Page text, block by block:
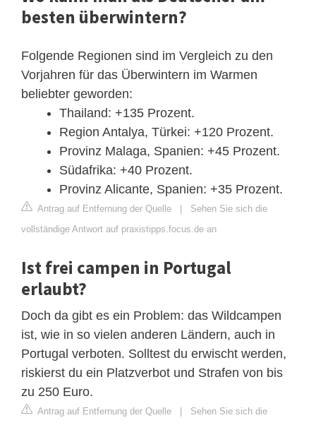
besten überwintern?
Folgende Regionen sind im Vergleich zu den
Vorjahren für das Überwintern im Warmen
beliebter geworden:
Thailand: +135 Prozent.
Region Antalya, Türkei: +120 Prozent.
Provinz Malaga, Spanien: +45 Prozent.
Südafrika: +40 Prozent.
Provinz Alicante, Spanien: +35 Prozent.
Antrag auf Entfernung der Quelle | Sehen Sie sich die
vollständige Antwort auf praxistipps.focus.de an
Ist frei campen in Portugal
erlaubt?
Doch da gibt es ein Problem: das Wildcampen
ist, wie in so vielen anderen Ländern, auch in
Portugal verboten. Solltest du erwischt werden,
riskierst du ein Platzverbot und Strafen von bis
zu 250 Euro.
Antrag auf Entfernung der Quelle | Sehen Sie sich die